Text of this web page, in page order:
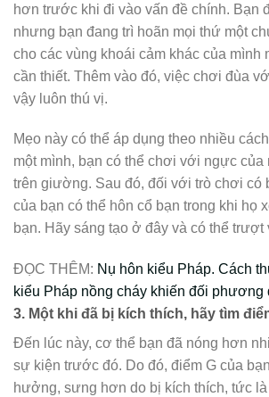
hơn trước khi đi vào vấn đề chính. Bạn
nhưng bạn đang trì hoãn mọi thứ một
cho các vùng khoái cảm khác của mình
cần thiết. Thêm vào đó, việc chơi đùa
vậy luôn thú vị.
Mẹo này có thể áp dụng theo nhiều
một mình, bạn có thể chơi với ngực của
trên giường. Sau đó, đối với trò chơi có
của bạn có thể hôn cổ bạn trong khi họ
bạn. Hãy sáng tạo ở đây và có thể trượt
ĐỌC THÊM: Nụ hôn kiểu Pháp. Cách
kiểu Pháp nồng cháy khiến đối phương
3. Một khi đã bị kích thích, hãy tìm
Đến lúc này, cơ thể bạn đã nóng hơn
sự kiện trước đó. Do đó, điểm G của
hưởng, sưng hơn do bị kích thích, tức